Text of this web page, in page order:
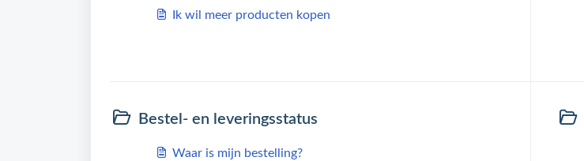
Ik wil meer producten kopen
Bestel- en leveringsstatus
Waar is mijn bestelling?